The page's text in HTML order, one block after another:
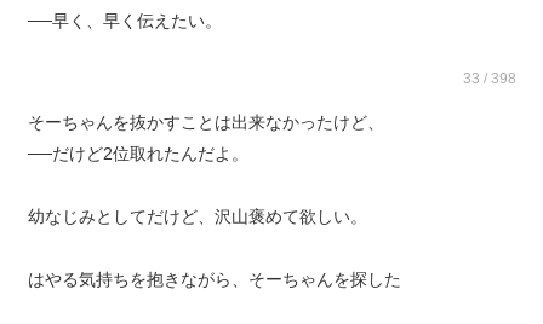
──早く、早く伝えたい。
33 / 398
そーちゃんを抜かすことは出来なかったけど、
──だけど2位取れたんだよ。
幼なじみとしてだけど、沢山褒めて欲しい。
はやる気持ちを抱きながら、そーちゃんを探した